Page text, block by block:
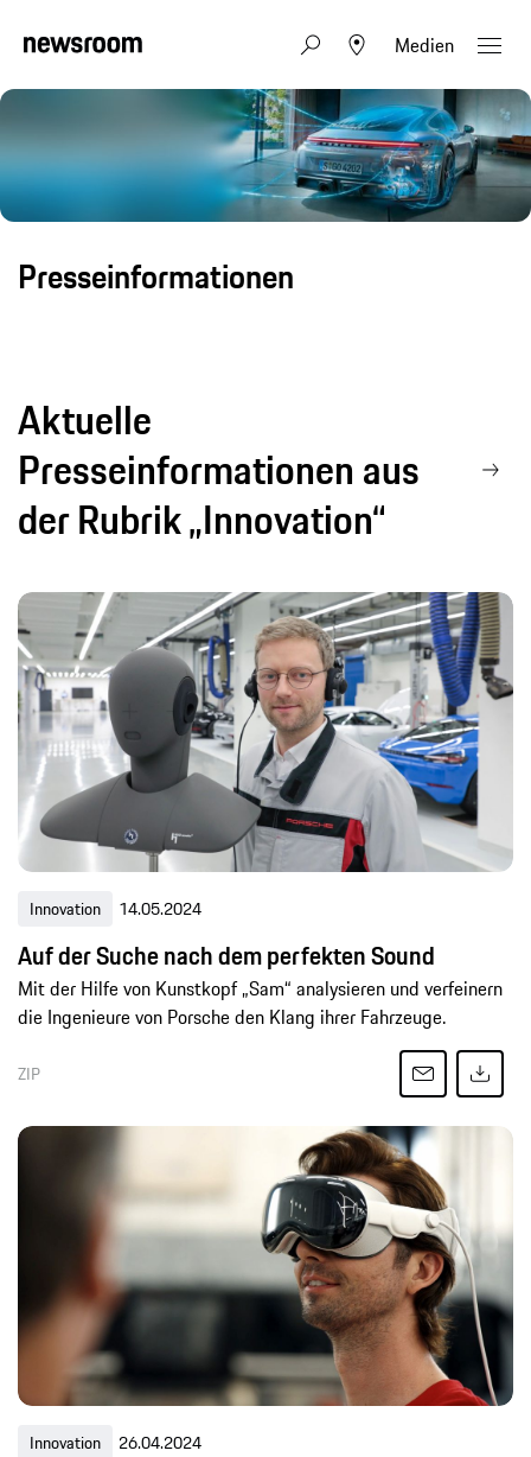
Medien
Presseinformationen
Aktuelle
Presseinformationen aus
der Rubrik „Innovation“
Innovation 14.05.2024
Auf der Suche nach dem perfekten Sound
Mit der Hilfe von Kunstkopf „Sam“ analysieren und verfeinern
die Ingenieure von Porsche den Klang ihrer Fahrzeuge.
ZIP
Innovation 26.04.2024